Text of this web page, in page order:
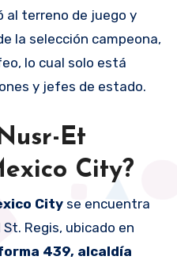
al terreno de juego y
la selección campeona,
lo cual solo está
y jefes de estado.
Et
City?
City se encuentra
Regis, ubicado en
439, alcaldía